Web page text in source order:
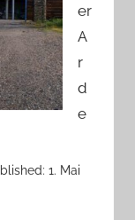
er
A
r
d
e
1. Mai